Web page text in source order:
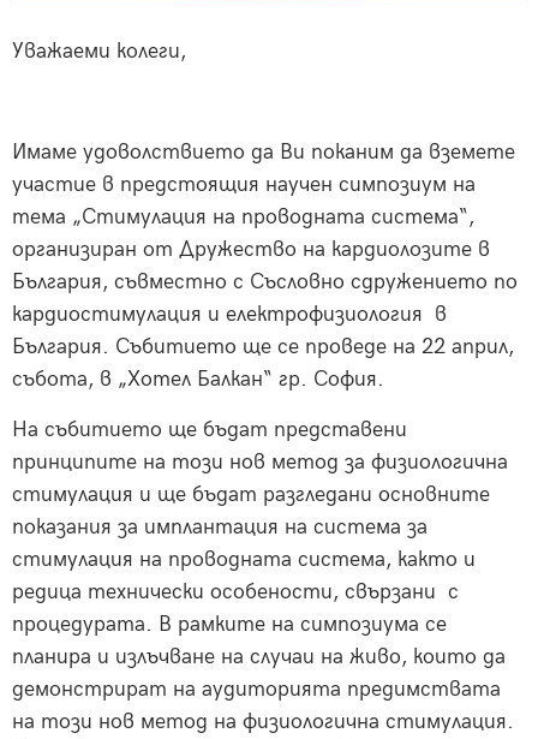
Уважаеми колеги,
Имаме удоволствието да Ви поканим да вземете
участие в предстоящия научен симпозиум на
тема „Стимулация на проводната система“,
организиран от Дружество на кардиолозите в
България, съвместно с Съсловно сдружението по
кардиостимулация и електрофизиология в
България. Събитието ще се проведе на 22 април,
събота, в „Хотел Балкан“ гр. София.
На събитието ще бъдат представени
принципите на този нов метод за физиологична
стимулация и ще бъдат разгледани основните
показания за имплантация на система за
стимулация на проводната система, както и
редица технически особености, свързани с
процедурата. В рамките на симпозиума се
планира и излъчване на случаи на живо, които да
демонстрират на аудиторията предимствата
на този нов метод на физиологична стимулация.